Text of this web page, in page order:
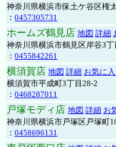
神奈川県横浜市保土ケ谷区権
： 0457305731
ホームズ鶴見店 地図 詳細
神奈川県横浜市鶴見区岸谷3
： 0455842261
横須賀店 地図 詳細 お気に
横須賀市平成町3丁目28-2
： 0468287011
戸塚モディ店 地図 詳細 お
神奈川県横浜市戸塚区戸塚町
： 0458696131